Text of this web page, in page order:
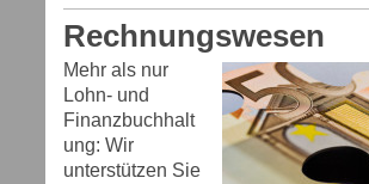
Rechnungswesen
Mehr als nur
Lohn- und
Finanzbuchhalt
ung: Wir
unterstützen Sie